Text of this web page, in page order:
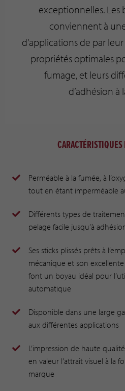
exceptionnelles. Les
conviennent à
d’applications de par
propriétés optimales
fumage, et leurs
d’adhésion à
CARACTÉRISTIQUES
Perméable à la fumée, à
tout en étant imperméable
Différents types de
pelage facile jusqu’à
Ses sticks plissés prêts à
mécanique et son
font un boyau idéal pour
automatique
Disponible dans une large
aux différentes applications
L’impression de haute
en valeur l’attrait visuel à la
marque